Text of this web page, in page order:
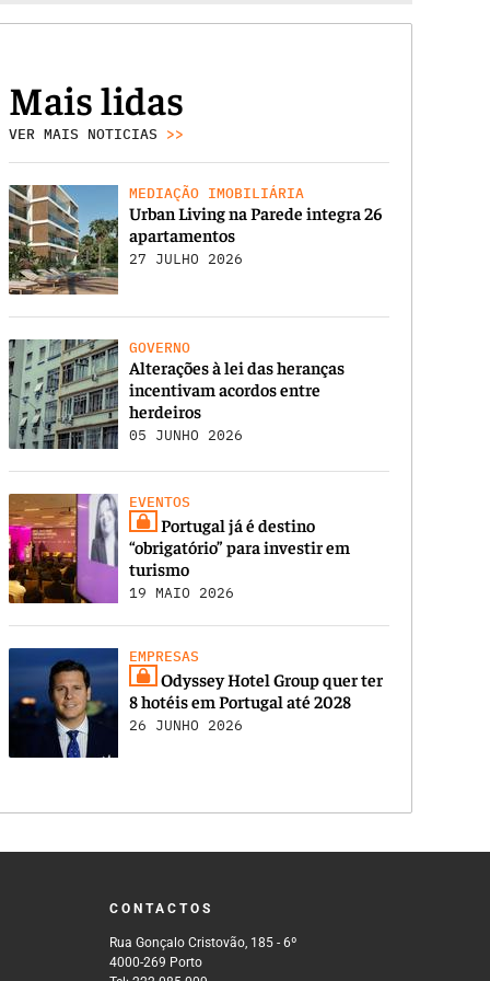
Mais lidas
VER MAIS NOTICIAS >>
MEDIAÇÃO IMOBILIÁRIA
Urban Living na Parede integra 26
apartamentos
27 JULHO 2026
GOVERNO
Alterações à lei das heranças
incentivam acordos entre
herdeiros
05 JUNHO 2026
EVENTOS
Portugal já é destino
“obrigatório” para investir em
turismo
19 MAIO 2026
EMPRESAS
Odyssey Hotel Group quer ter
8 hotéis em Portugal até 2028
26 JUNHO 2026
CONTACTOS
Rua Gonçalo Cristovão, 185 - 6º
4000-269 Porto